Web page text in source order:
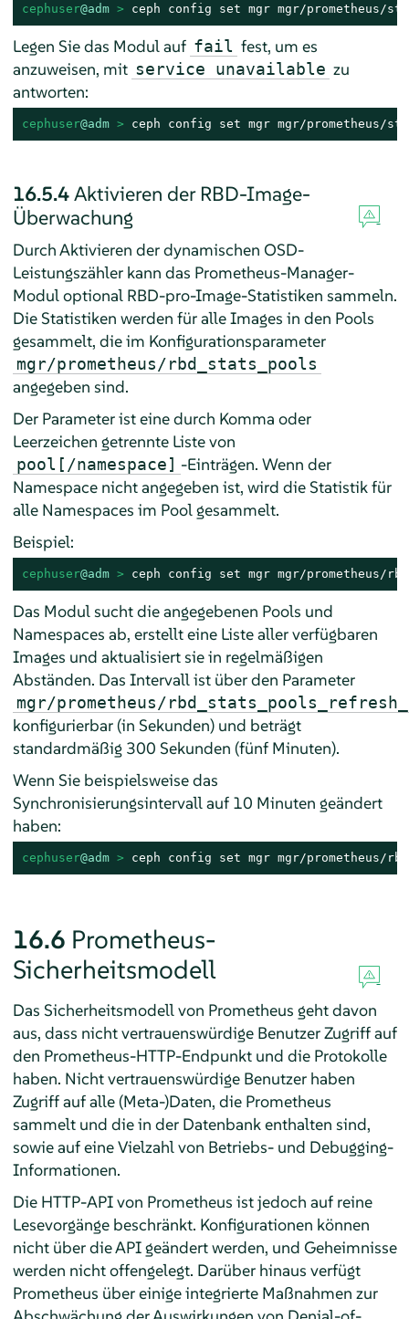
cephuser@adm > ceph config set mgr mgr/prometheus/
Legen Sie das Modul auf fail fest, um es
anzuweisen, mit service unavailable zu
antworten:
cephuser@adm > ceph config set mgr mgr/prometheus/
16.5.4Aktivieren der RBD-Image-
Überwachung
Durch Aktivieren der dynamischen OSD-
Leistungszähler kann das Prometheus-Manager-
Modul optional RBD-pro-Image-Statistiken sammeln.
Die Statistiken werden für alle Images in den Pools
gesammelt, die im Konfigurationsparameter
mgr/prometheus/rbd_stats_pools
angegeben sind.
Der Parameter ist eine durch Komma oder
Leerzeichen getrennte Liste von
pool[/namespace] -Einträgen. Wenn der
Namespace nicht angegeben ist, wird die Statistik für
alle Namespaces im Pool gesammelt.
Beispiel:
cephuser@adm > ceph config set mgr mgr/prometheus/
Das Modul sucht die angegebenen Pools und
Namespaces ab, erstellt eine Liste aller verfügbaren
Images und aktualisiert sie in regelmäßigen
Abständen. Das Intervall ist über den Parameter
mgr/prometheus/
konfigurierbar (in Sekunden) und beträgt
standardmäßig 300 Sekunden (fünf Minuten).
Wenn Sie beispielsweise das
Synchronisierungsintervall auf 10 Minuten geändert
haben:
cephuser@adm > ceph config set mgr mgr/prometheus/
16.6 Prometheus-
Sicherheitsmodell
Das Sicherheitsmodell von Prometheus geht davon
aus, dass nicht vertrauenswürdige Benutzer Zugriff auf
den Prometheus-HTTP-Endpunkt und die Protokolle
haben. Nicht vertrauenswürdige Benutzer haben
Zugriff auf alle (Meta-)Daten, die Prometheus
sammelt und die in der Datenbank enthalten sind,
sowie auf eine Vielzahl von Betriebs- und Debugging-
Informationen.
Die HTTP-API von Prometheus ist jedoch auf reine
Lesevorgänge beschränkt. Konfigurationen können
nicht über die API geändert werden, und Geheimnisse
werden nicht offengelegt. Darüber hinaus verfügt
Prometheus über einige integrierte Maßnahmen zur